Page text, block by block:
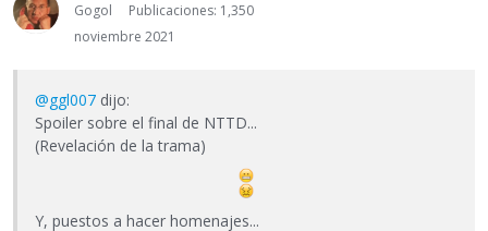
Gogol
Publicaciones: 1,350
noviembre 2021
@ggl007 dijo:
Spoiler sobre el final de NTTD...
(Revelación de la trama)
Y, puestos a hacer homenajes...